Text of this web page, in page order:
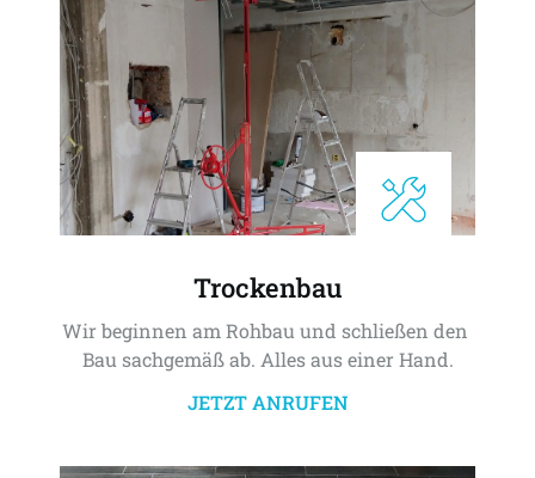
Trockenbau
Wir beginnen am Rohbau und schließen den
Bau sachgemäß ab. Alles aus einer Hand.
JETZT ANRUFEN